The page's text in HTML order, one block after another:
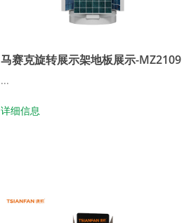
马赛克旋转展示架地板展示-MZ2109
...
详细信息